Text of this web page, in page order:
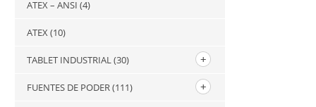
ATEX – ANSI (4)
ATEX (10)
TABLET INDUSTRIAL (30)
FUENTES DE PODER (111)